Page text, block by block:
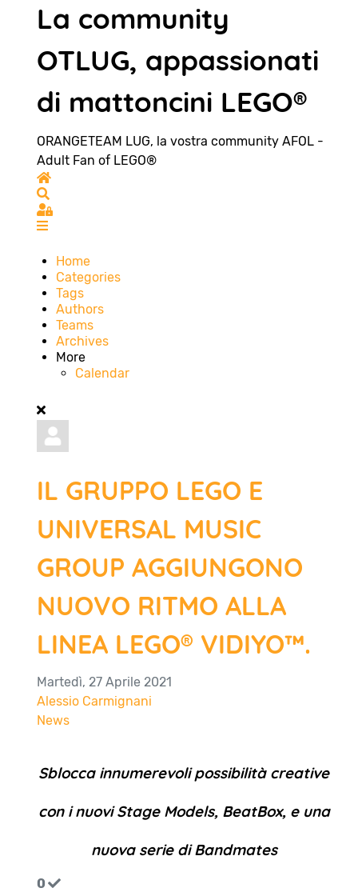
La community
OTLUG, appassionati
di mattoncini LEGO®
ORANGETEAM LUG, la vostra community AFOL -
Adult Fan of LEGO®
Home
Sign In
Home
Categories
Tags
Authors
Teams
Archives
More
Calendar
IL GRUPPO LEGO E
UNIVERSAL MUSIC
GROUP AGGIUNGONO
NUOVO RITMO ALLA
LINEA LEGO® VIDIYO™.
Martedì, 27 Aprile 2021
Alessio Carmignani
News
Sblocca innumerevoli possibilità creative
con i nuovi Stage Models, BeatBox, e una
nuova serie di Bandmates
0